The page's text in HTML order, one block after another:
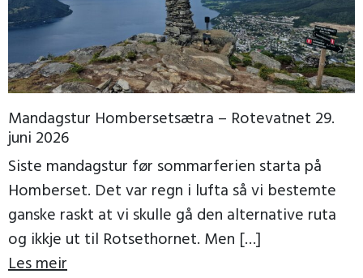
Mandagstur Hombersetsætra – Rotevatnet 29.
juni 2026
Siste mandagstur før sommarferien starta på
Homberset. Det var regn i lufta så vi bestemte
ganske raskt at vi skulle gå den alternative ruta
og ikkje ut til Rotsethornet. Men […]
Les meir